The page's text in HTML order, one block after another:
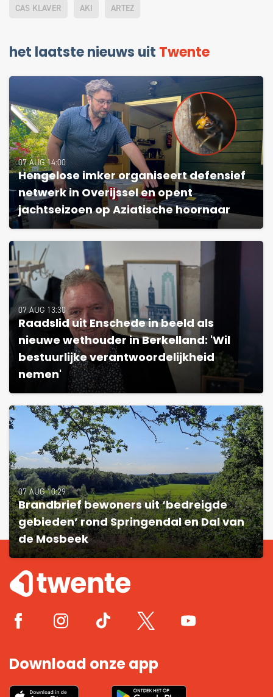
CAS KLAVER AKI ARTEZ
het laatste nieuws uit Twente
07 AUG 14:00
Hengelose imker organiseert defensief
netwerk in Overijssel en opent
jachtseizoen op Aziatische hoornaar
07 AUG 13:30
Raadslid uit Enschede in beeld als
nieuwe wethouder in Berkelland: 'Wil
bestuurlijke verantwoordelijkheid
nemen'
07 AUG 10:29
Brandbrief bewoners uit ‘bedreigde
gebieden’ rond Springendal en Dal van
de Mosbeek
Download onze app